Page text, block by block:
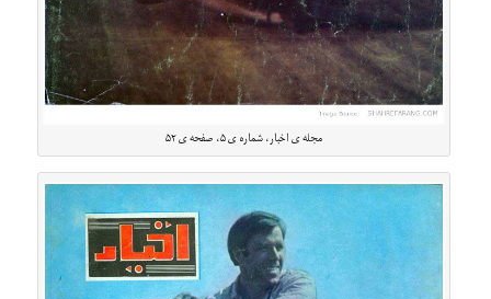
مجله ی اخبار، شماره ی ۵، صفحه ی ۵۲